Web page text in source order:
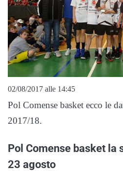
02/08/2017 alle 14:45
Pol Comense basket ecco le
2017/18.
Pol Comense basket la
23 agosto